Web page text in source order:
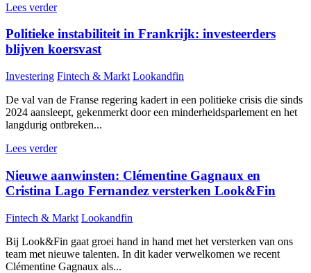
Lees verder
Politieke instabiliteit in Frankrijk: investeerders
blijven koersvast
Investering Fintech & Markt Lookandfin
De val van de Franse regering kadert in een politieke crisis die sinds
2024 aansleept, gekenmerkt door een minderheidsparlement en het
langdurig ontbreken...
Lees verder
Nieuwe aanwinsten: Clémentine Gagnaux en
Cristina Lago Fernandez versterken Look&Fin
Fintech & Markt Lookandfin
Bij Look&Fin gaat groei hand in hand met het versterken van ons
team met nieuwe talenten. In dit kader verwelkomen we recent
Clémentine Gagnaux als...